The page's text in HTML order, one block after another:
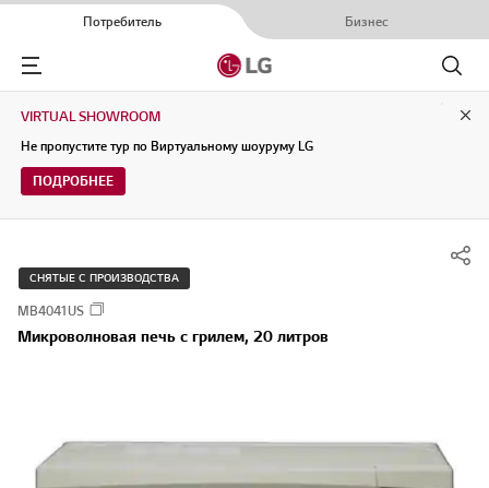
Потребитель Бизнес
Menu
Поиск
VIRTUAL SHOWROOM
Не пропустите тур по Виртуальному шоуруму LG
ПОДРОБНЕЕ
СНЯТЫЕ С ПРОИЗВОДСТВА
MB4041US
Микроволновая печь с грилем, 20 литров